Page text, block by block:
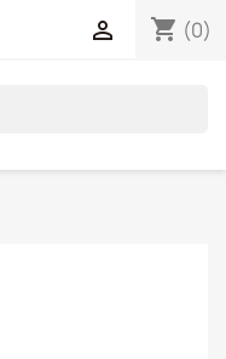
shopping_cart (0)
